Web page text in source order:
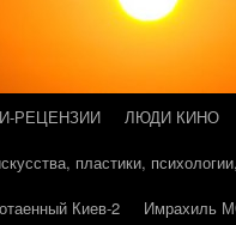
РЕЦЕНЗИИ ЛЮДИ КИНО
пластики,
Киев-2 Имрахиль